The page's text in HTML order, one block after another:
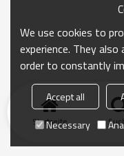
Startseite
We use cookies to
experience. They
order to constantly
Accept all
Necessary